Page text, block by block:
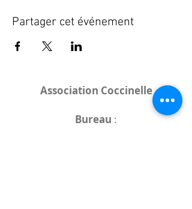
Partager cet événement
Association Coccinelle
Bureau :